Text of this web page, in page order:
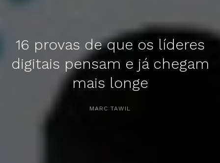
16 provas de que os líderes
digitais pensam e já chegam
mais longe
MARC TAWIL